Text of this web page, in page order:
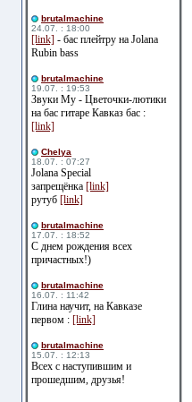
brutalmachine
24.07. : 18:00
[link] - бас плейтру на Jolana
Rubin bass
brutalmachine
19.07. : 19:53
Звуки Му - Цветочки-лютики
на бас гитаре Кавказ бас :
[link]
Сhelya
18.07. : 07:27
Jolana Special
запрещёнка [link]
рутуб [link]
brutalmachine
17.07. : 18:52
С днем рождения всех
причастных!)
brutalmachine
16.07. : 11:42
Глина научит, на Кавказе
первом : [link]
brutalmachine
15.07. : 12:13
Всех с наступившим и
прошедшим, друзья!